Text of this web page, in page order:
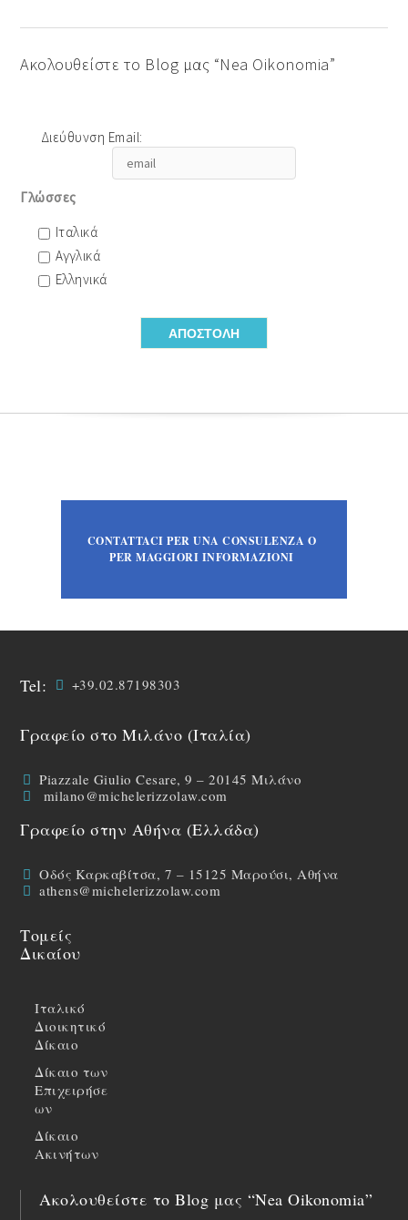
Ακολουθείστε το Blog μας “Nea Oikonomia”
Διεύθυνση Email:
Γλώσσες
Ιταλικά
Αγγλικά
Ελληνικά
CONTATTACI PER UNA CONSULENZA O
PER MAGGIORI INFORMAZIONI
Tel: +39.02.87198303
Γραφείο στο Μιλάνο (Ιταλία)
Piazzale Giulio Cesare, 9 – 20145 Μιλάνο
milano@michelerizzolaw.com
Γραφείο στην Αθήνα (Ελλάδα)
Οδός Καρκαβίτσα, 7 – 15125 Μαρούσι, Αθήνα
athens@michelerizzolaw.com
Τομείς
Δικαίου
Ιταλικό
Διοικητικό
Δίκαιο
Δίκαιο των
Επιχειρήσε
ων
Δίκαιο
Ακινήτων
Ακολουθείστε το Blog μας “Nea Oikonomia”